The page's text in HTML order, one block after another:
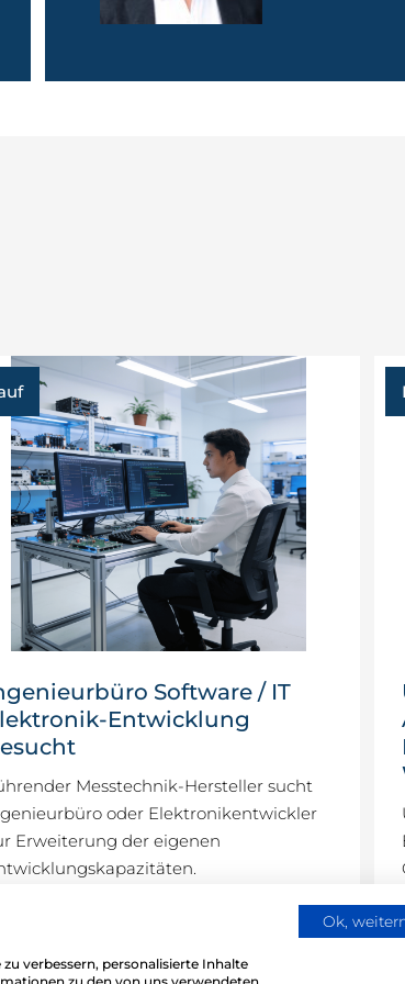
Software / IT
Entwicklung
Messtechnik-Hersteller sucht
oder Elektronikentwickler
Erweiterung der eigenen
verbessern, personalisierte Inhalte
Ok,